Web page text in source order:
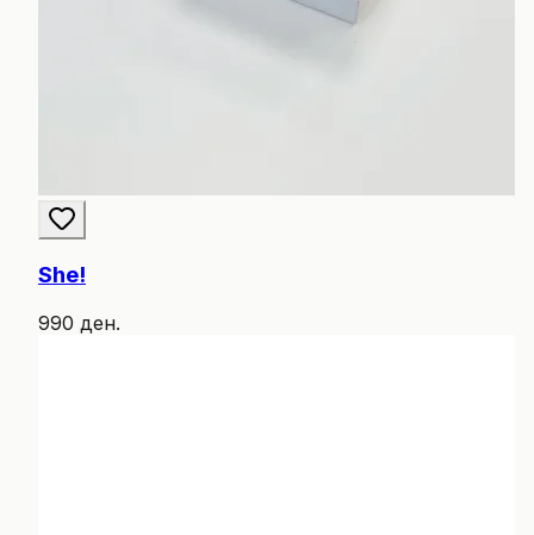
She!
990 ден.